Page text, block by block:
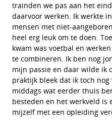
trainden we pas aan het
daarvoor werken. Ik werkte
mensen met niet-
heel erg leuk om te doen.
kwam was voetbal en
te combineren. Ik ben nog
mijn passie en daar wilde ik
praktijk bleek dat ik toch
middags wat eerder thuis
besteden en het werkveld is
mijzelf met een opleiding